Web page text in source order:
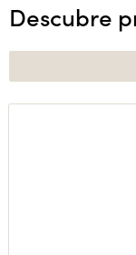
Descubre